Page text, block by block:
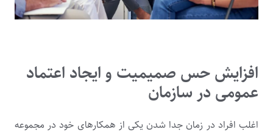
افزایش حس صمیمیت و ایجاد اعتماد
عمومی در سازمان
اغلب افراد در زمان جدا شدن یکی از همکارهای خود در مجموعه